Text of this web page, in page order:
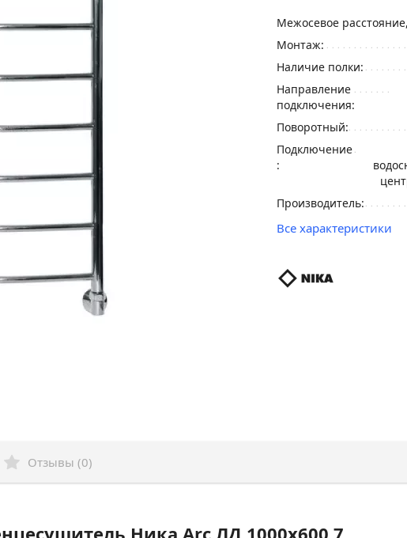
Межосевое
Монтаж:
Наличие полки:
Направление
подключения:
Поворотный:
Подключение
:
Производитель:
Все характеристики
Отзывы (0)
Ника Arc ЛД 1000x600 7